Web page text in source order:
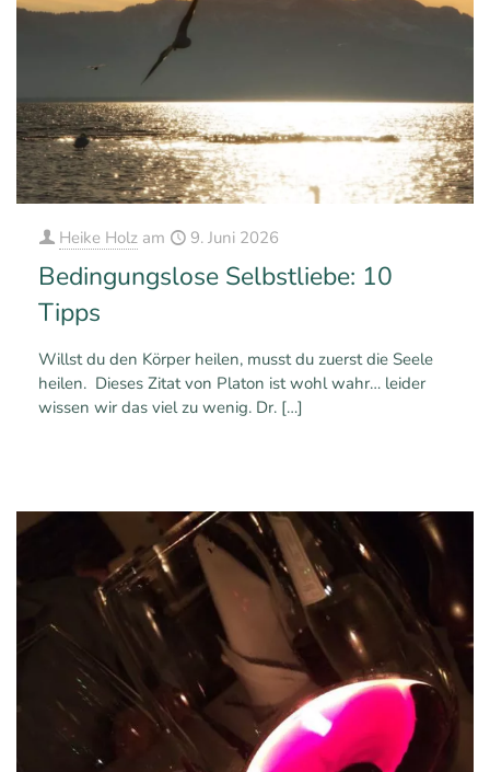
Heike Holz am 9. Juni 2026
Bedingungslose Selbstliebe: 10
Tipps
Willst du den Körper heilen, musst du zuerst die Seele
heilen. Dieses Zitat von Platon ist wohl wahr… leider
wissen wir das viel zu wenig. Dr. […]